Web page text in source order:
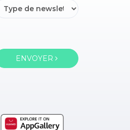
ENVOYER